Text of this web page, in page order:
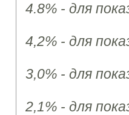
4.8% - для
4,2% - для
3,0% - для
2,1% - для